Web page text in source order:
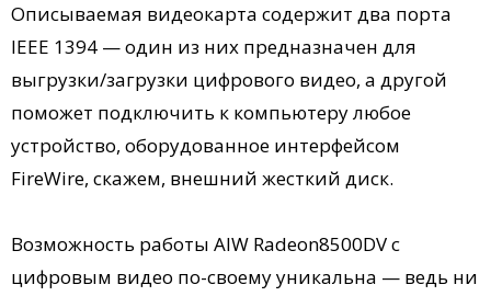
Описываемая видеокарта содержит два порта
IEEE 1394 — один из них предназначен для
выгрузки/загрузки цифрового видео, а другой
поможет подключить к компьютеру любое
устройство, оборудованное интерфейсом
FireWire, скажем, внешний жесткий диск.
Возможность работы AIW Radeon8500DV с
цифровым видео по-своему уникальна — ведь ни